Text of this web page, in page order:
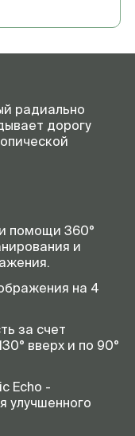
радиально
дорогу
помощи 360°
и
на 4
за счет
вверх и по 90°
Echo -
улучшенного